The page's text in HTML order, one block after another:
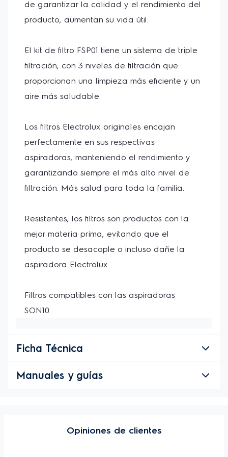
de garantizar la calidad y el rendimiento del
producto, aumentan su vida útil.
El kit de filtro FSP01 tiene un sistema de triple
filtración, con 3 niveles de filtración que
proporcionan una limpieza más eficiente y un
aire más saludable.
Los filtros Electrolux originales encajan
perfectamente en sus respectivas
aspiradoras, manteniendo el rendimiento y
garantizando siempre el más alto nivel de
filtración. Más salud para toda la familia.
Resistentes, los filtros son productos con la
mejor materia prima, evitando que el
producto se desacople o incluso dañe la
aspiradora Electrolux .
Filtros compatibles con las aspiradoras
SON10.
Ficha Técnica
Manuales y guías
Opiniones de clientes